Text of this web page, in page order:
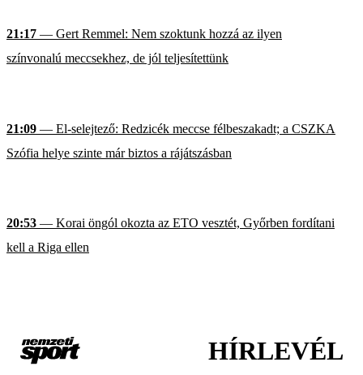
21:17 — Gert Remmel: Nem szoktunk hozzá az ilyen
színvonalú meccsekhez, de jól teljesítettünk
21:09 — El-selejtező: Redzicék meccse félbeszakadt; a CSZKA
Szófia helye szinte már biztos a rájátszásban
20:53 — Korai öngól okozta az ETO vesztét, Győrben fordítani
kell a Riga ellen
HÍRLEVÉL